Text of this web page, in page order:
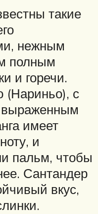
такие
нежным
полным
и горечи.
(Нариньо), с
выраженным
имеет
и
пальм, чтобы
Сантандер
вкус,